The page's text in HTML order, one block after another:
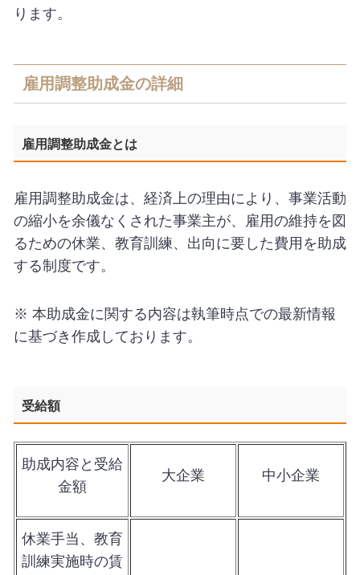
ります。
雇用調整助成金の詳細
雇用調整助成金とは
雇用調整助成金は、経済上の理由により、事業活動
の縮小を余儀なくされた事業主が、雇用の維持を図
るための休業、教育訓練、出向に要した費用を助成
する制度です。
※ 本助成金に関する内容は執筆時点での最新情報
に基づき作成しております。
受給額
助成内容と受給
金額
大企業 中小企業
休業手当、教育
訓練実施時の賃